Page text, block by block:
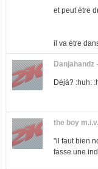
et peut étre
il va étre
Danjahandz-
Déjà? :huh:
the boy m.i.v.
"il faut bien
fasse une